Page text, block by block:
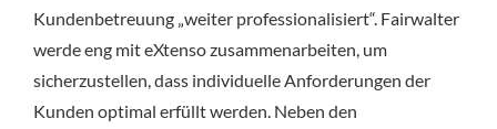
Kundenbetreuung „weiter professionalisiert“. Fairwalter
werde eng mit eXtenso zusammenarbeiten, um
sicherzustellen, dass individuelle Anforderungen der
Kunden optimal erfüllt werden. Neben den